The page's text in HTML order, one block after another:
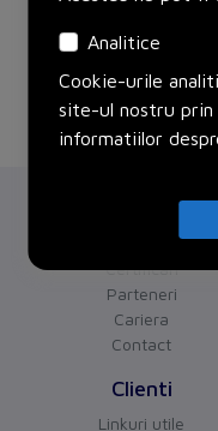
Despre noi
Certificari
Parteneri
Cariera
Contact
Clienti
Linkuri utile
Analitice
Cookie-urile
site-ul nostru prin
informatiilor